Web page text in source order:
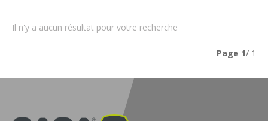
Il n'y a aucun résultat pour votre recherche
Page 1/ 1